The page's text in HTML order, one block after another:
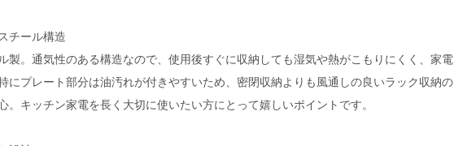
チール構造
製。通気性のある構造なので、使用後すぐに収納しても湿気や熱がこもりにくく、家電
にプレート部分は油汚れが付きやすいため、密閉収納よりも風通しの良いラック収納の
。キッチン家電を長く大切に使いたい方にとって嬉しいポイントです。